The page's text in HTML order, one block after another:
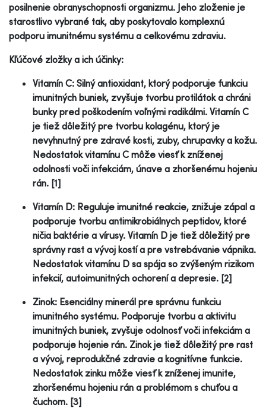
posilnenie obranyschopnosti organizmu. Jeho zloženie je
starostlivo vybrané tak, aby poskytovalo komplexnú
podporu imunitnému systému a celkovému zdraviu.
Kľúčové zložky a ich účinky:
Vitamín C: Silný antioxidant, ktorý podporuje funkciu
imunitných buniek, zvyšuje tvorbu protilátok a chráni
bunky pred poškodením voľnými radikálmi. Vitamín C
je tiež dôležitý pre tvorbu kolagénu, ktorý je
nevyhnutný pre zdravé kosti, zuby, chrupavky a kožu.
Nedostatok vitamínu C môže viesť k zníženej
odolnosti voči infekciám, únave a zhoršenému hojeniu
rán. [1]
Vitamín D: Reguluje imunitné reakcie, znižuje zápal a
podporuje tvorbu antimikrobiálnych peptidov, ktoré
ničia baktérie a vírusy. Vitamín D je tiež dôležitý pre
správny rast a vývoj kostí a pre vstrebávanie vápnika.
Nedostatok vitamínu D sa spája so zvýšeným rizikom
infekcií, autoimunitných ochorení a depresie. [2]
Zinok: Esenciálny minerál pre správnu funkciu
imunitného systému. Podporuje tvorbu a aktivitu
imunitných buniek, zvyšuje odolnosť voči infekciám a
podporuje hojenie rán. Zinok je tiež dôležitý pre rast
a vývoj, reprodukčné zdravie a kognitívne funkcie.
Nedostatok zinku môže viesť k zníženej imunite,
zhoršenému hojeniu rán a problémom s chuťou a
čuchom. [3]